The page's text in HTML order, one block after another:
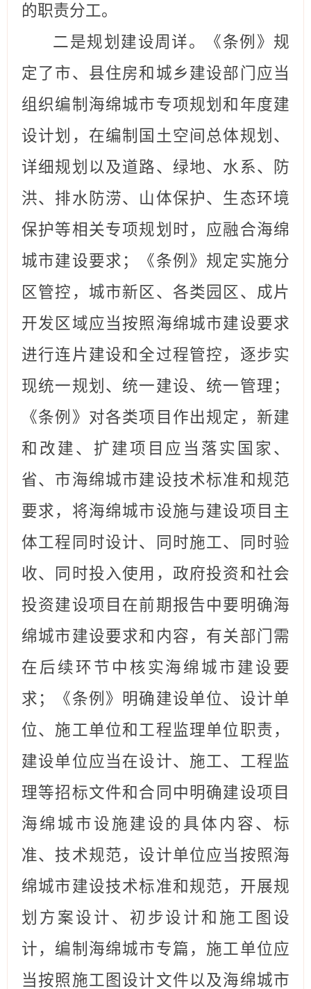
的职责分工。
二是规划建设周详。《条例》规
定了 市、县住房和城乡建设部门应当
组织编制海绵城市专项规划和年度建
设计划， 在编制国土空间总体规划、
详细规划以及道路、绿地、水系、防
洪、排水防涝、山体保护、生态环境
保护等相关专项规划时， 应融合海绵
城市建设要求；《条例》规定实施分
区管控， 城市新区、各类园区、成片
开发区域应当按照海绵城市建设要求
进行连片建设和全过程管控，逐步实
现统一规划、统一建设、统一管理 ；
《条例》对各类项目作出规定， 新建
和改建、扩建项目应当落实国家、
省、市海绵城市建设技术标准和规范
要求，将海绵城市设施与建设项目主
体工程同时设计、同时施工、同时验
收、同时投入使用 ， 政府投资和社会
投资建设项目 在前期报告中要明确海
绵城市建设要求和内容，有关部门需
在后续环节中核实海绵城市建设要
求；《条例》明确建设单位、设计单
位、施工单位和工程监理单位职责，
建设单位应当在设计、施工、工程监
理等招标文件和合同中明确建设项目
海绵城市设施建设的具体内容、标
准、技术规范 ， 设计单位应当按照海
绵城市建设技术标准和规范，开展规
划方案设计、初步设计和施工图设
计，编制海绵城市专篇 ， 施工单位应
当按照施工图设计文件以及海绵城市